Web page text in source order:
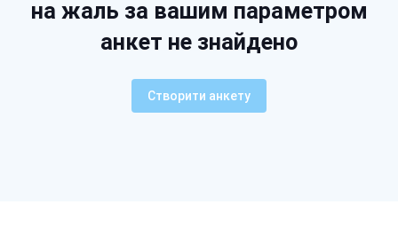
на жаль за вашим параметром
анкет не знайдено
Створити анкету